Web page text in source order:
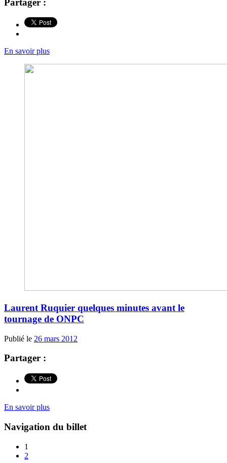
En savoir plus
Laurent Ruquier quelques minutes avant le
tournage de ONPC
Publié le 26 mars 2012
Partager :
En savoir plus
Navigation du billet
1
2